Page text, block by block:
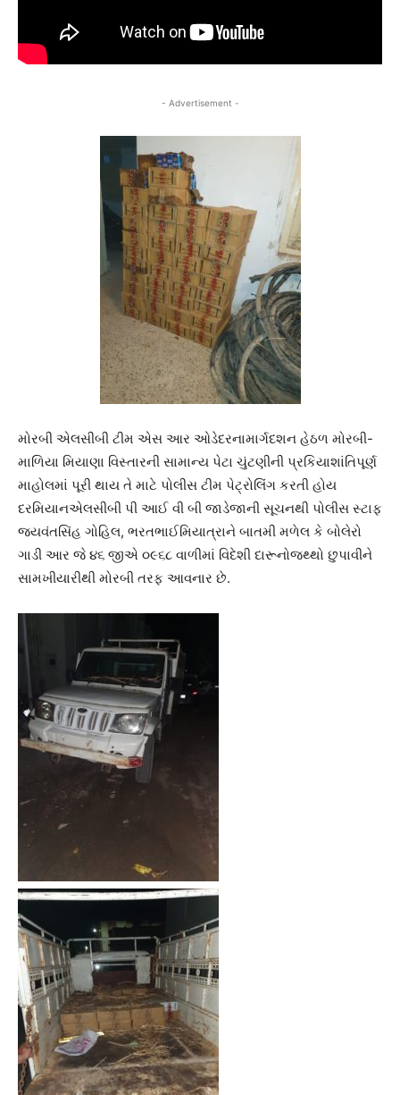
- Advertisement -
મોરબી એલસીબી ટીમ એસ આર ઓડેદરનામાર્ગદશન હેઠળ મોરબી-
માળિયા મિયાણા વિસ્તારની સામાન્ય પેટા ચુંટણીની પ્રકિયાશાંતિપૂર્ણ
માહોલમાં પૂરી થાય તે માટે પોલીસ ટીમ પેટ્રોલિંગ કરતી હોય
દરમિયાનએલસીબી પી આઈ વી બી જાડેજાની સૂચનથી પોલીસ સ્ટાફ
જયવંતસિંહ ગોહિલ, ભરતભાઈમિયાત્રાને બાતમી મળેલ કે બોલેરો
ગાડી આર જે ૪૬ જીએ ૦૯૬૮ વાળીમાં વિદેશી દારૂનોજથ્થો છુપાવીને
સામખીયારીથી મોરબી તરફ આવનાર છે.